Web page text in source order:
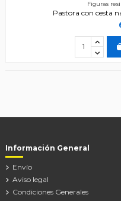
Figuras
Pastora con cesta
Información General
Envío
Aviso legal
Condiciones Generales